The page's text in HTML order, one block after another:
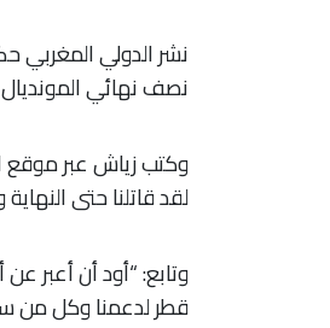
نشر الدولي المغربي
نصف نهائي
وكتب زياش عبر موقع
لقد قاتلنا حتى
وتابع: “أود أن أعبر
قطر لدعمنا وكل من